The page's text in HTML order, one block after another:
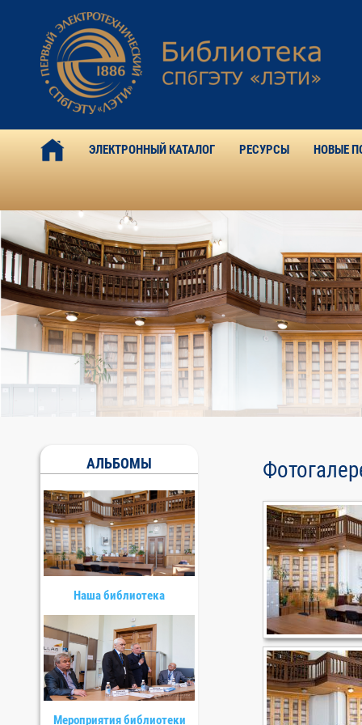
ЭЛЕКТРОННЫЙ КАТАЛОГ РЕСУРСЫ НОВЫЕ
АЛЬБОМЫ
Наша библиотека
Мероприятия библиотеки